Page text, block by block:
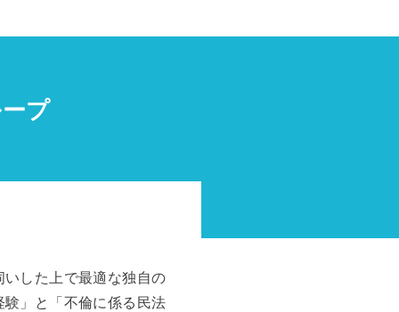
プ
した上で最適な独自の
」と「不倫に係る民法